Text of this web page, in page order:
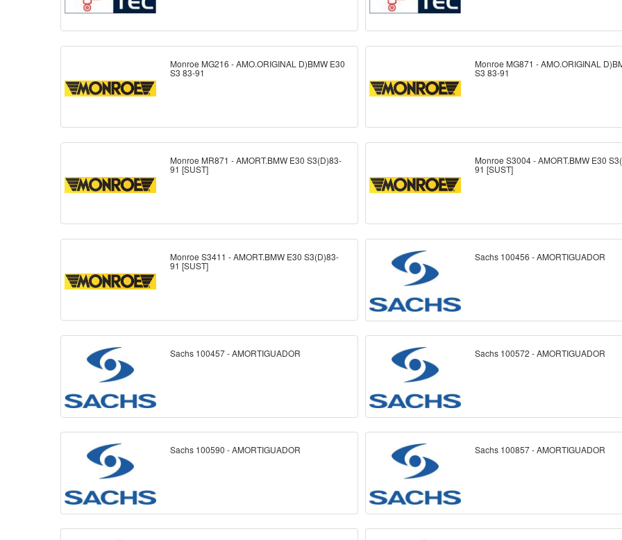
Monroe MG216 - AMO.ORIGINAL D)BMW E30
S3 83-91
Monroe MG871 - AMO.ORIGINAL
S3 83-91
Monroe MR871 - AMORT.BMW E30 S3(D)83-
91 [SUST]
Monroe S3004 - AMORT.BMW E30
91 [SUST]
Monroe S3411 - AMORT.BMW E30 S3(D)83-
91 [SUST]
Sachs 100456 - AMORTIGUADOR
Sachs 100457 - AMORTIGUADOR Sachs 100572 - AMORTIGUADOR
Sachs 100590 - AMORTIGUADOR Sachs 100857 - AMORTIGUADOR